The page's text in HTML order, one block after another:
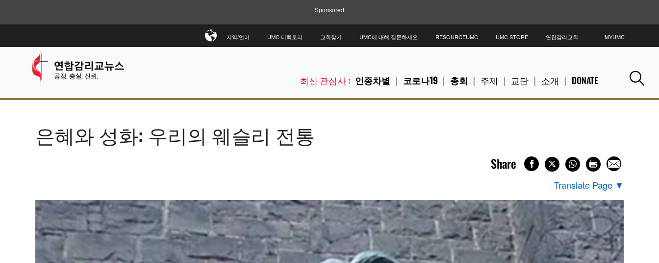
Sponsored
최신 관심사 : 인종차별 코로나19 총회 주제 교단 소개 DONATE
지역/언어 UMC 디렉토리 교회찾기 UMC에 대해 질문하세요 RESOURCEUMC UMC STORE 연합감리교회 MYUMC
은혜와 성화: 우리의 웨슬리 전통
Share
Translate Page ▼